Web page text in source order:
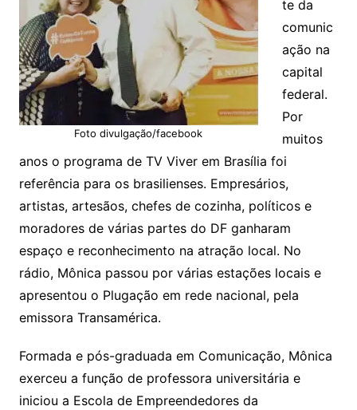
Foto divulgação/facebook
te da
comunic
ação na
capital
federal.
Por
muitos
anos o programa de TV Viver em Brasília foi
referência para os brasilienses. Empresários,
artistas, artesãos, chefes de cozinha, políticos e
moradores de várias partes do DF ganharam
espaço e reconhecimento na atração local. No
rádio, Mônica passou por várias estações locais e
apresentou o Plugação em rede nacional, pela
emissora Transamérica.
Formada e pós-graduada em Comunicação, Mônica
exerceu a função de professora universitária e
iniciou a Escola de Empreendedores da